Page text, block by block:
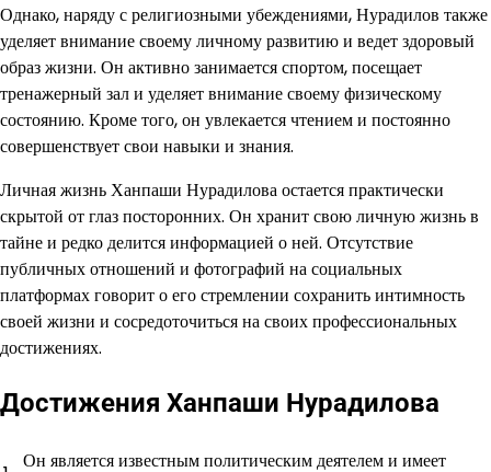
Однако, наряду с религиозными убеждениями, Нурадилов также
уделяет внимание своему личному развитию и ведет здоровый
образ жизни. Он активно занимается спортом, посещает
тренажерный зал и уделяет внимание своему физическому
состоянию. Кроме того, он увлекается чтением и постоянно
совершенствует свои навыки и знания.
Личная жизнь Ханпаши Нурадилова остается практически
скрытой от глаз посторонних. Он хранит свою личную жизнь в
тайне и редко делится информацией о ней. Отсутствие
публичных отношений и фотографий на социальных
платформах говорит о его стремлении сохранить интимность
своей жизни и сосредоточиться на своих профессиональных
достижениях.
Достижения Ханпаши Нурадилова
Он является известным политическим деятелем и имеет